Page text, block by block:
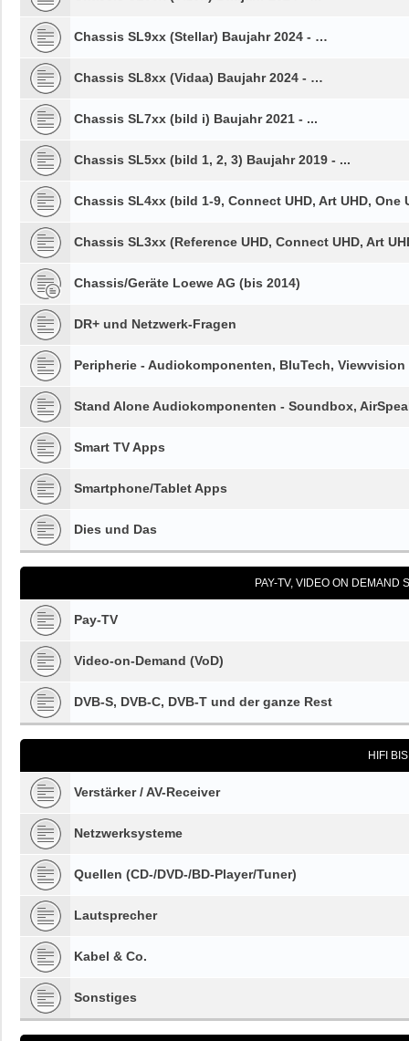
Chassis SL9xx (Stellar) Baujahr 2024 - …
Chassis SL8xx (Vidaa) Baujahr 2024 - …
Chassis SL7xx (bild i) Baujahr 2021 - ...
Chassis SL5xx (bild 1, 2, 3) Baujahr 2019 - ...
Chassis SL4xx (bild 1-9, Connect UHD, Art UHD, One
Chassis SL3xx (Reference UHD, Connect UHD, Art
Chassis/Geräte Loewe AG (bis 2014)
DR+ und Netzwerk-Fragen
Peripherie - Audiokomponenten, BluTech, Viewvision
Stand Alone Audiokomponenten - Soundbox,
Smart TV Apps
Smartphone/Tablet Apps
Dies und Das
PAY-TV, VIDEO ON DEMAND
Pay-TV
Video-on-Demand (VoD)
DVB-S, DVB-C, DVB-T und der ganze Rest
HIFI
Verstärker / AV-Receiver
Netzwerksysteme
Quellen (CD-/DVD-/BD-Player/Tuner)
Lautsprecher
Kabel & Co.
Sonstiges